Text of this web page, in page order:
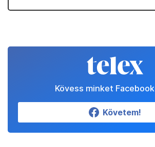
Kövess minket
Követem!